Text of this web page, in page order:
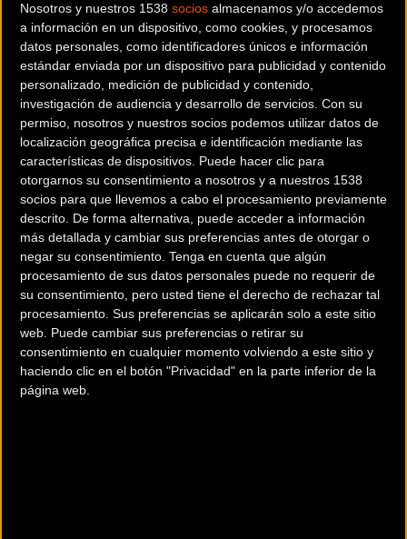
Nosotros y nuestros 1538 socios almacenamos y/o accedemos
a información en un dispositivo, como cookies, y procesamos
datos personales, como identificadores únicos e información
estándar enviada por un dispositivo para publicidad y contenido
personalizado, medición de publicidad y contenido,
investigación de audiencia y desarrollo de servicios. Con su
permiso, nosotros y nuestros socios podemos utilizar datos de
localización geográfica precisa e identificación mediante las
características de dispositivos. Puede hacer clic para
otorgarnos su consentimiento a nosotros y a nuestros 1538
socios para que llevemos a cabo el procesamiento previamente
descrito. De forma alternativa, puede acceder a información
más detallada y cambiar sus preferencias antes de otorgar o
negar su consentimiento. Tenga en cuenta que algún
procesamiento de sus datos personales puede no requerir de
su consentimiento, pero usted tiene el derecho de rechazar tal
procesamiento. Sus preferencias se aplicarán solo a este sitio
web. Puede cambiar sus preferencias o retirar su
consentimiento en cualquier momento volviendo a este sitio y
haciendo clic en el botón "Privacidad" en la parte inferior de la
página web.
200 km
¿Eres el propietario de esta tienda? Descubre cómo
hacerte tienda
Premium para llegar a más clientes.
Comercios Bz Premium
ESCAPA BARCELONA NORD